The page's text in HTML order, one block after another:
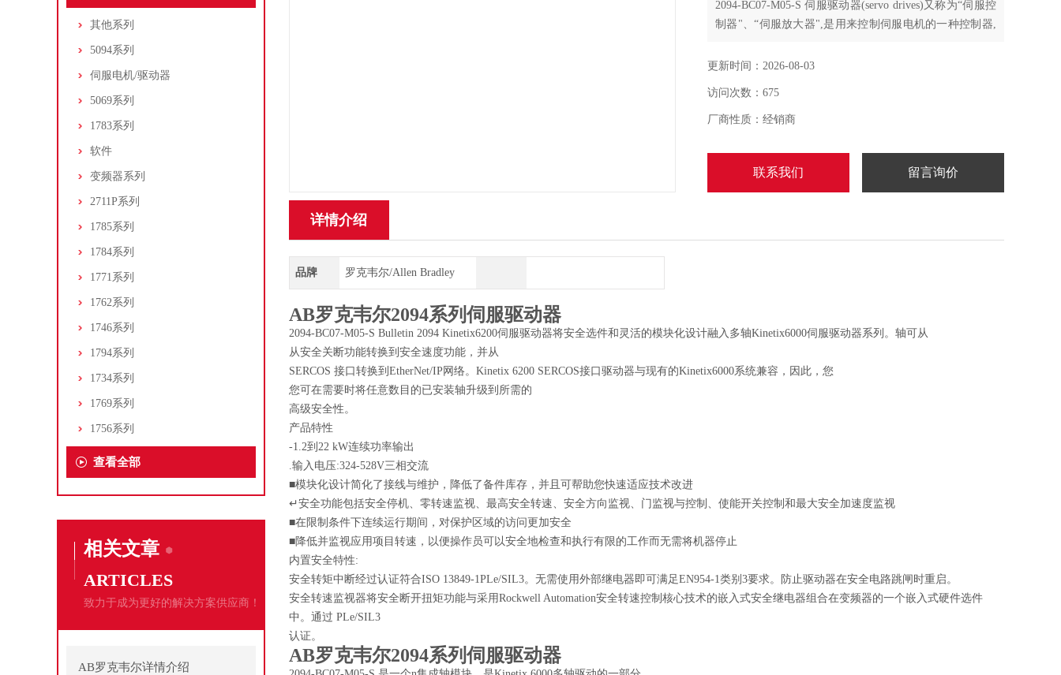
其他系列
5094系列
伺服电机/驱动器
5069系列
1783系列
软件
变频器系列
2711P系列
1785系列
1784系列
1771系列
1762系列
1746系列
1794系列
1734系列
1769系列
1756系列
查看全部
相关文章
ARTICLES
致力于成为更好的解决方案供应商！
AB罗克韦尔详情介绍
2094-BC07-M05-S 伺服驱动器(servo drives)又称为“伺服控
制器"、“伺服放大器",是用来控制伺服电机的一种控制器,
一部分,主要应用于高精度的定位系统。一般是通过位置、
动系统定位,目前是传动技术的产品。
更新时间：2026-08-03
访问次数：675
厂商性质：经销商
联系我们 留言询价
详情介绍
品牌 罗克韦尔/Allen Bradley
AB罗克韦尔2094系列伺服驱动器
2094-BC07-M05-S Bulletin 2094 Kinetix6200伺服驱动器将安全选件和灵活的模块化设计融入多轴Kinetix6000伺服驱动器系列。轴可从
从安全关断功能转换到安全速度功能，并从
SERCOS 接口转换到EtherNet/IP网络。Kinetix 6200 SERCOS接口驱动器与现有的Kinetix6000系统兼容，因此，您
您可在需要时将任意数目的已安装轴升级到所需的
高级安全性。
产品特性
-1.2到22 kW连续功率输出
.输入电压:324-528V三相交流
■模块化设计简化了接线与维护，降低了备件库存，并且可帮助您快速适应技术改进
↵安全功能包括安全停机、零转速监视、最高安全转速、安全方向监视、门监视与控制、使能开关控制和最大安全加速度监视
■在限制条件下连续运行期间，对保护区域的访问更加安全
■降低并监视应用项目转速，以便操作员可以安全地检查和执行有限的工作而无需将机器停止
内置安全特性:
安全转矩中断经过认证符合ISO 13849-1PLe/SIL3。无需使用外部继电器即可满足EN954-1类别3要求。防止驱动器在安全电路跳闸时重启。
安全转速监视器将安全断开扭矩功能与采用Rockwell Automation安全转速控制核心技术的嵌入式安全继电器组合在变频器的一个嵌入式硬件选件
中。通过 PLe/SIL3
认证。
AB罗克韦尔2094系列伺服驱动器